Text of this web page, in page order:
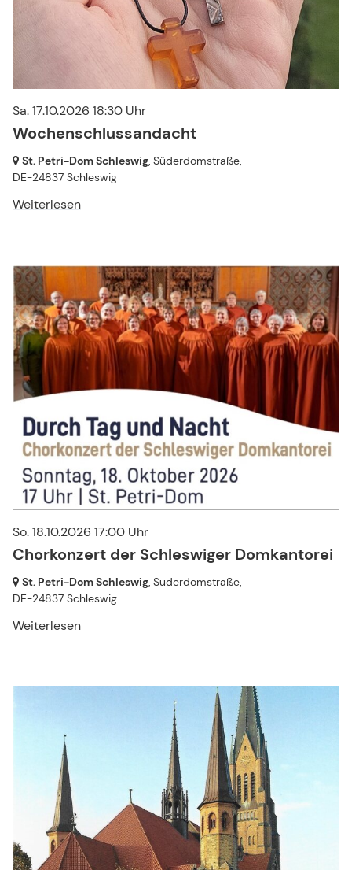
Sa. 17.10.2026 18:30 Uhr
Wochenschlussandacht
St. Petri-Dom Schleswig, Süderdomstraße,
DE-24837 Schleswig
Weiterlesen
So. 18.10.2026 17:00 Uhr
Chorkonzert der Schleswiger Domkantorei
St. Petri-Dom Schleswig, Süderdomstraße,
DE-24837 Schleswig
Weiterlesen